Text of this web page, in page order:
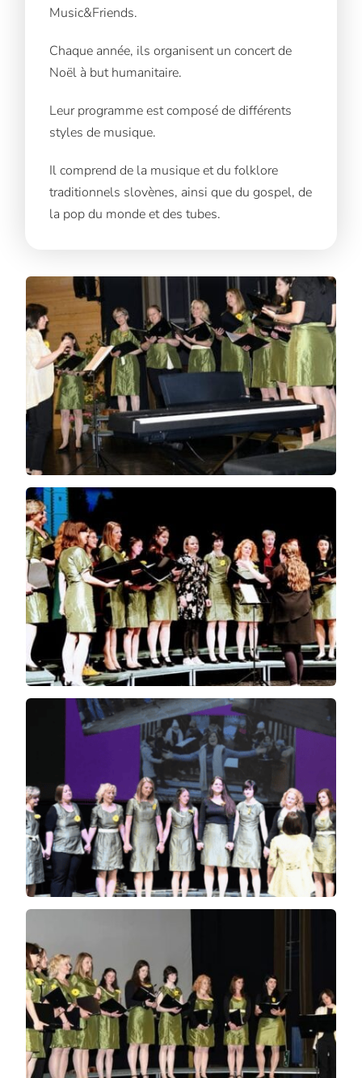
Music&Friends.
Chaque année, ils organisent un concert de
Noël à but humanitaire.
Leur programme est composé de différents
styles de musique.
Il comprend de la musique et du folklore
traditionnels slovènes, ainsi que du gospel, de
la pop du monde et des tubes.